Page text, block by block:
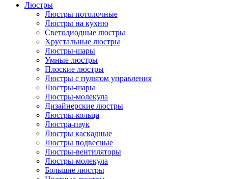
Люстры
Люстры потолочные
Люстры на кухню
Светодиодные люстры
Хрустальные люстры
Люстры-шары
Умные люстры
Плоские люстры
Люстры с пультом управления
Люстры-шары
Люстры-молекула
Дизайнерские люстры
Люстры-кольца
Люстра-паук
Люстры каскадные
Люстры подвесные
Люстры-вентиляторы
Люстры-молекула
Большие люстры